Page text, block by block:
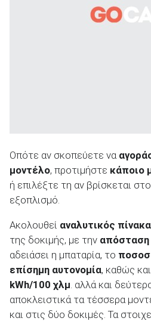
Οπότε αν σκοπεύετε να
μοντέλο, προτιμήστε κάποιο
ή επιλέξτε τη αν βρίσκεται
εξοπλισμό.
Ακολουθεί αναλυτικός
της δοκιμής, με την απόσταση
αδειάσει η μπαταρία, το
επίσημη αυτονομία, καθώς
kWh/100 χλμ . αλλά και
αποκλειστικά τα τέσσερα
και στις δύο δοκιμές. Τα